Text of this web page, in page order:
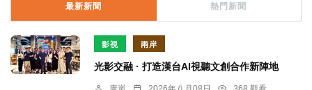
最新新聞 熱門新聞
影視 兩岸
光影交融 · 打造漢台AI視聽文創合作新陣地